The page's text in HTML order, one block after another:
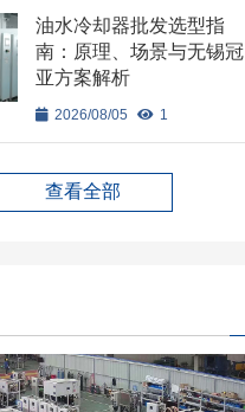
油水冷却器批发选型指
南：原理、场景与无锡冠
亚方案解析
2026/08/05 1
查看全部